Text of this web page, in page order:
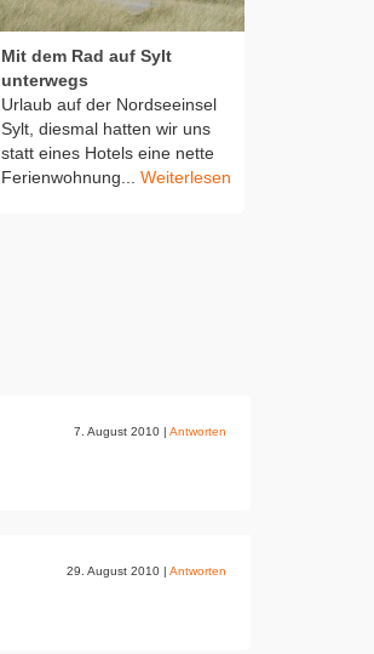
Mit dem Rad auf Sylt
unterwegs
Urlaub auf der Nordseeinsel
Sylt, diesmal hatten wir uns
statt eines Hotels eine nette
Ferienwohnung... Weiterlesen
7. August 2010 | Antworten
29. August 2010 | Antworten